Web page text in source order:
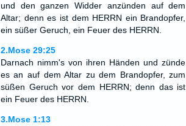
und den ganzen Widder anzünden auf dem
Altar; denn es ist dem HERRN ein Brandopfer,
ein süßer Geruch, ein Feuer des HERRN.
2.Mose 29:25
Darnach nimm's von ihren Händen und zünde
es an auf dem Altar zu dem Brandopfer, zum
süßen Geruch vor dem HERRN; denn das ist
ein Feuer des HERRN.
3.Mose 1:13